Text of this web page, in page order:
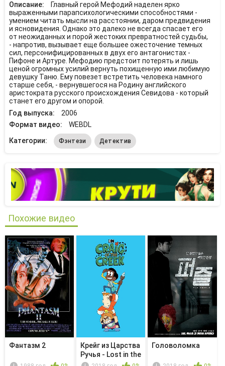
Описание:
Главный герой Мефодий наделен ярко
выраженными парапсихологическими способностями -
умением читать мысли на расстоянии, даром предвидения
и ясновидения. Однако это далеко не всегда спасает его
от неожиданных и порой жестоких превратностей судьбы,
- напротив, вызывает еще большее ожесточение темных
сил, персонифицированных в двух его антагонистах -
Пифоне и Артуре. Мефодию предстоит потерять и лишь
ценой огромных усилий вернуть похищенную ими любимую
девушку Таню. Ему повезет встретить человека намного
старше себя, - вернувшегося на Родину английского
аристократа русского происхождения Севидова - который
станет его другом и опорой.
Год выпуска:
2006
Формат видео:
WEBDL
Категории:
Фэнтези Детектив
Похожие видео
Фантазм 2
Крейг из Царства
Ручья - Lost in the
...
Головоломка